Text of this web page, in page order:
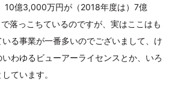
10億3,000万円が（2018年度は）7億
落っこちているのですが、実はここはも
る事業が一番多いのでございまして、け
わゆるビューアーライセンスとか、いろ
ています。